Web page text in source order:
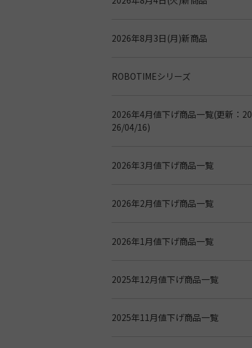
2026年8月3日(月)新商品
ROBOTIMEシリーズ
2026年4月値下げ商品一覧(更新：20
26/04/16)
2026年3月値下げ商品一覧
2026年2月値下げ商品一覧
2026年1月値下げ商品一覧
2025年12月値下げ商品一覧
2025年11月値下げ商品一覧